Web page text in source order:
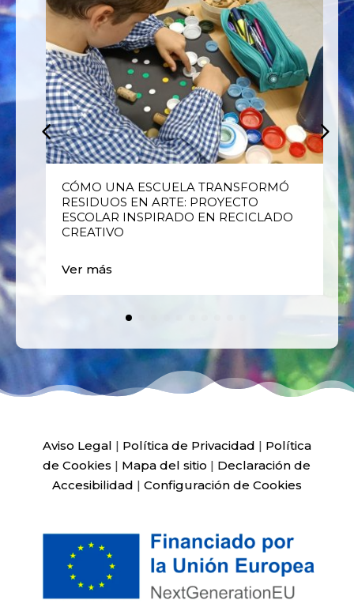
CÓMO UNA ESCUELA TRANSFORMÓ
RESIDUOS EN ARTE: PROYECTO
ESCOLAR INSPIRADO EN RECICLADO
CREATIVO
Ver más
Aviso Legal | Política de Privacidad | Política
de Cookies | Mapa del sitio | Declaración de
Accesibilidad | Configuración de Cookies